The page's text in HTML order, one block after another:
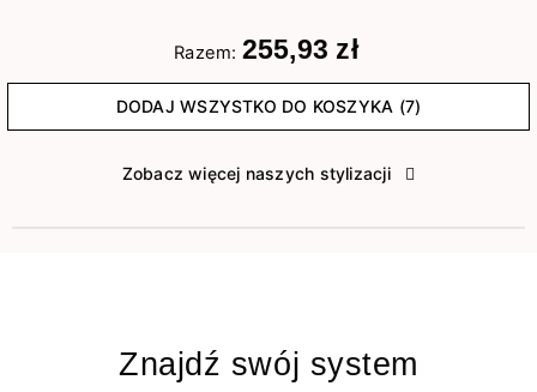
Razem: 255,93 zł
DODAJ WSZYSTKO DO KOSZYKA (7)
Zobacz więcej naszych stylizacji
Znajdź swój system